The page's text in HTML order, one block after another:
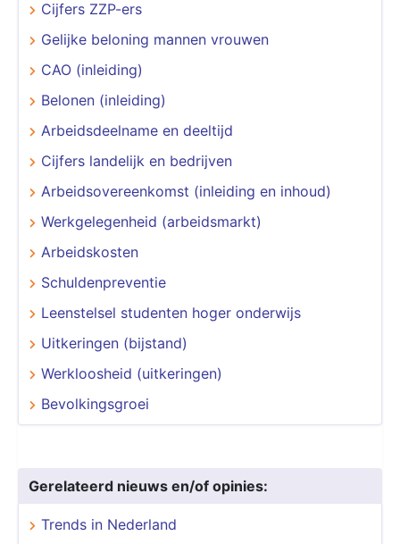
Cijfers ZZP-ers
Gelijke beloning mannen vrouwen
CAO (inleiding)
Belonen (inleiding)
Arbeidsdeelname en deeltijd
Cijfers landelijk en bedrijven
Arbeidsovereenkomst (inleiding en inhoud)
Werkgelegenheid (arbeidsmarkt)
Arbeidskosten
Schuldenpreventie
Leenstelsel studenten hoger onderwijs
Uitkeringen (bijstand)
Werkloosheid (uitkeringen)
Bevolkingsgroei
Gerelateerd nieuws en/of opinies:
Trends in Nederland